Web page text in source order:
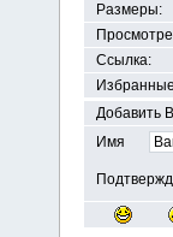
Размеры:
Ссылка:
Добавить
Имя